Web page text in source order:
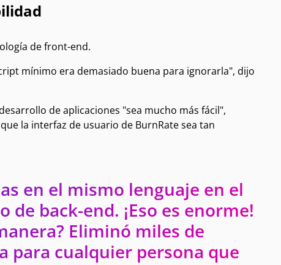
de front-end.
mínimo era demasiado buena para ignorarla", dijo
de aplicaciones "sea mucho más fácil",
la interfaz de usuario de BurnRate sea tan
en el mismo lenguaje en el
back-end. ¡Eso es enorme!
Eliminó miles de
para cualquier persona que